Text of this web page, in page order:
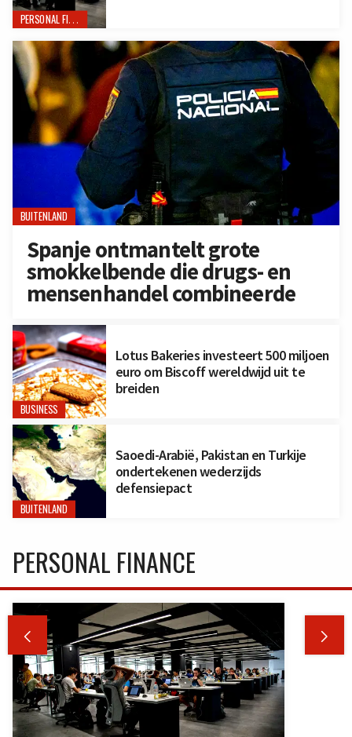
PERSONAL FINANCE
BUITENLAND
Spanje ontmantelt grote
smokkelbende die drugs- en
mensenhandel combineerde
BUSINESS
Lotus Bakeries investeert 500 miljoen
euro om Biscoff wereldwijd uit te
breiden
BUITENLAND
Saoedi-Arabië, Pakistan en Turkije
ondertekenen wederzijds
defensiepact
PERSONAL FINANCE
 